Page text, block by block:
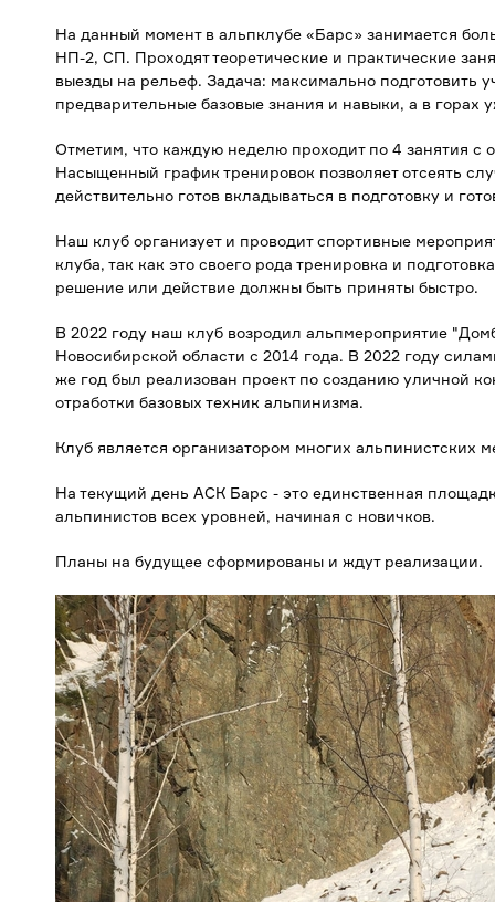
На данный момент в альпклубе «Барс» занимается
НП-2, СП. Проходят теоретические и практические
выезды на рельеф. Задача: максимально подготовить
предварительные базовые знания и навыки, а в горах
Отметим, что каждую неделю проходит по 4 занятия с
Насыщенный график тренировок позволяет отсеять
действительно готов вкладываться в подготовку и
Наш клуб организует и проводит спортивные
клуба, так как это своего рода тренировка и
решение или действие должны быть приняты быстро.
В 2022 году наш клуб возродил альпмероприятие
Новосибирской области с 2014 года. В 2022 году
же год был реализован проект по созданию уличной
отработки базовых техник альпинизма.
Клуб является организатором многих альпинистских
На текущий день АСК Барс - это единственная
альпинистов всех уровней, начиная с новичков.
Планы на будущее сформированы и ждут реализации.